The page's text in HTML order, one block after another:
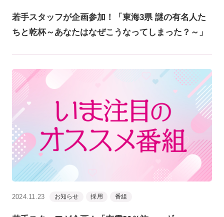
若手スタッフが企画参加！「東海3県 謎の有名人た
ちと乾杯～あなたはなぜこうなってしまった？～」
2024.11.23 お知らせ 採用 番組